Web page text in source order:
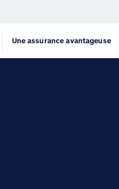
Une assurance avantageuse